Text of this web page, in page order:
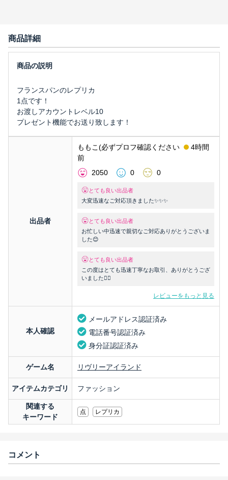
商品詳細
フランスパンのレプリカ
1点です！
お渡しアカウントレベル10
プレゼント機能でお送り致します！
出品者
ももこ(必ずプロフ確認ください
4時間
前
2050
0 0
とても良い出品者
大変迅速なご対応頂きました✨✨✨
とても良い出品者
お忙しい中迅速で親切なご対応ありがとうございま
した😊
とても良い出品者
この度はとても迅速丁寧なお取引、ありがとうござ
いました🙇‍♀️
レビューをもっと見る
本人確認
メールアドレス認証済み
電話番号認証済み
身分証認証済み
ゲーム名 リヴリーアイランド
アイテムカテゴリ ファッション
関連する
キーワード
点 レプリカ
コメント